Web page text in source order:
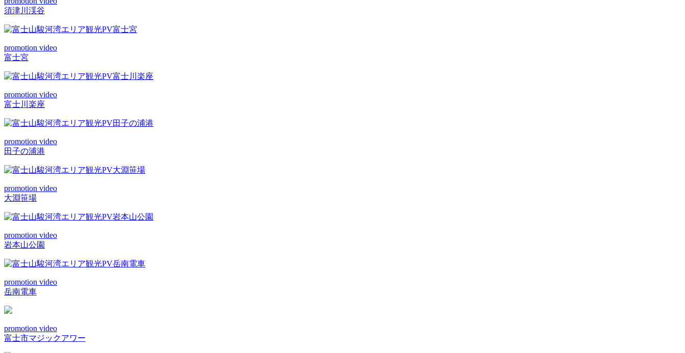
須津川渓谷
promotion video
富士宮
promotion video
富士川楽座
promotion video
田子の浦港
promotion video
大淵笹場
promotion video
岩本山公園
promotion video
岳南電車
promotion video
富士市マジックアワー